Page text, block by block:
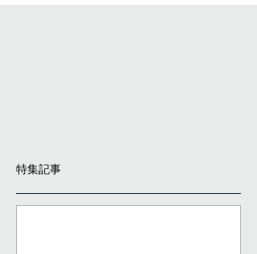
特集記事